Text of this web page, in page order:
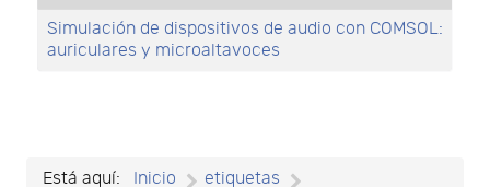
Simulación de dispositivos de audio con COMSOL:
auriculares y microaltavoces
Está aquí: Inicio
etiquetas